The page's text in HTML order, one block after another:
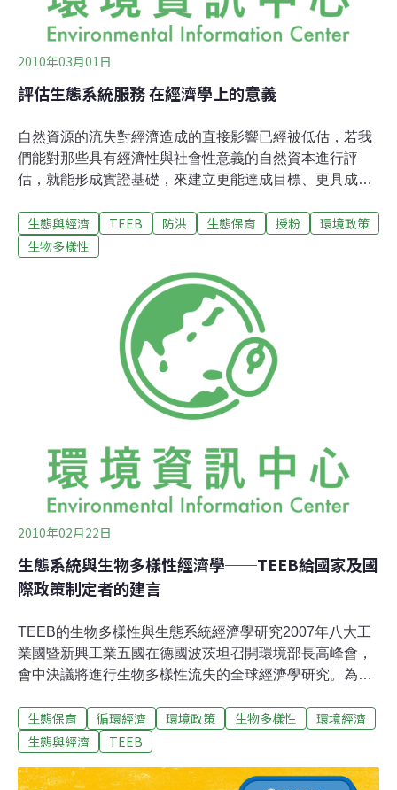
2010年03月01日
評估生態系統服務 在經濟學上的意義
自然資源的流失對經濟造成的直接影響已經被低估，若我
們能對那些具有經濟性與社會性意義的自然資本進行評
估，就能形成實證基礎，來建立更能達成目標、更具成本
就在50年內，物種急速流失中，近3分之2的生態系統服務
正在毀損(千禧生態系統評估，Millennium Ecosystem
價值的情況下，坐視這些資源的流失。而且因為自然資本
的真正價值並沒有被列入決策考量，並被化約為市場經濟
的各種指標，所以在國家與國際的層級上，都缺乏對這種
流失的認知。當我們面臨要管理自然資本的急迫性時，可
以試著將人類從自然界中獲得的利益視為生態系統服務。
這可以成為一個比較有用、明確的觀念，幫助我們建立一
個管理自然資本的新方法。生態系統服務所能提供的利益
無形的，
生態與經濟 TEEB 防洪 生態保育 授粉
環境政策
生物多樣性
2010年02月22日
生態系統與生物多樣性經濟學──TEEB給國家及國
際政策制定者的建言
TEEB的生物多樣性與生態系統經濟學研究2007年八大工
業國暨新興工業五國在德國波茨坦召開環境部長高峰會，
會中決議將進行生物多樣性流失的全球經濟學研究。為了
Sukhdev擔任獨立的研究主持人，進行主題為「生態系暨
生物多樣性經濟倡議」 (The Economics of Ecosystems
為曾任職於德意志銀行的資深銀行家，同時也是印度綠色
生態保育 循環經濟 環境政策 生物多樣性
環境經濟
生態與經濟
TEEB